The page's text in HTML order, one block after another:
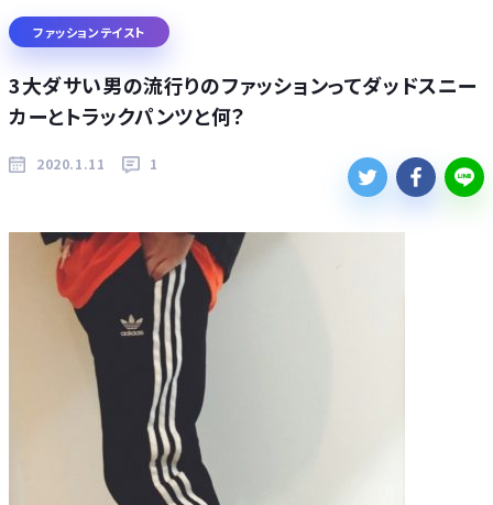
ファッションテイスト
3大ダサい男の流行りのファッションってダッドスニー
カーとトラックパンツと何？
2020.1.11 1